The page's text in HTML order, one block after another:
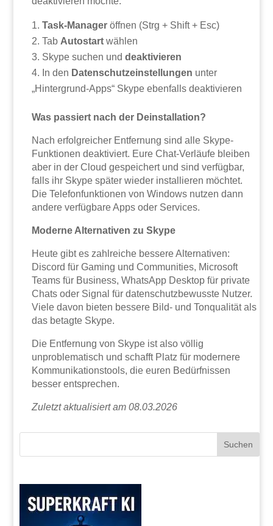
Task-Manager öffnen (Strg + Shift + Esc)
Tab Autostart wählen
Skype suchen unddeaktivieren
In den Datenschutzeinstellungen unter
„Hintergrund-Apps“ Skype ebenfalls deaktivieren
Was passiert nach der Deinstallation?
Nach erfolgreicher Entfernung sind alle Skype-
Funktionen deaktiviert. Eure Chat-Verläufe bleiben
aber in der Cloud gespeichert und sind verfügbar,
falls ihr Skype später wieder installieren möchtet.
Die Telefonfunktionen von Windows nutzen dann
andere verfügbare Apps oder Services.
Moderne Alternativen zu Skype
Heute gibt es zahlreiche bessere Alternativen:
Discord für Gaming und Communities, Microsoft
Teams für Business, WhatsApp Desktop für private
Chats oder Signal für datenschutzbewusste Nutzer.
Viele davon bieten bessere Bild- und Tonqualität als
das betagte Skype.
Die Entfernung von Skype ist also völlig
unproblematisch und schafft Platz für modernere
Kommunikationstools, die euren Bedürfnissen
besser entsprechen.
Zuletzt aktualisiert am 08.03.2026